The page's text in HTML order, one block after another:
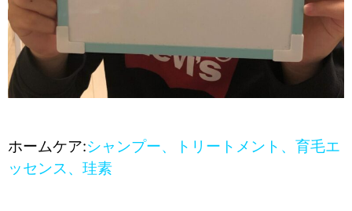
ホームケア:シャンプー、トリートメント、育毛エ
ッセンス、珪素